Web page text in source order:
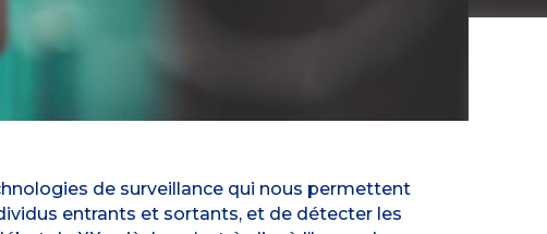
de surveillance qui nous permettent
entrants et sortants, et de détecter les